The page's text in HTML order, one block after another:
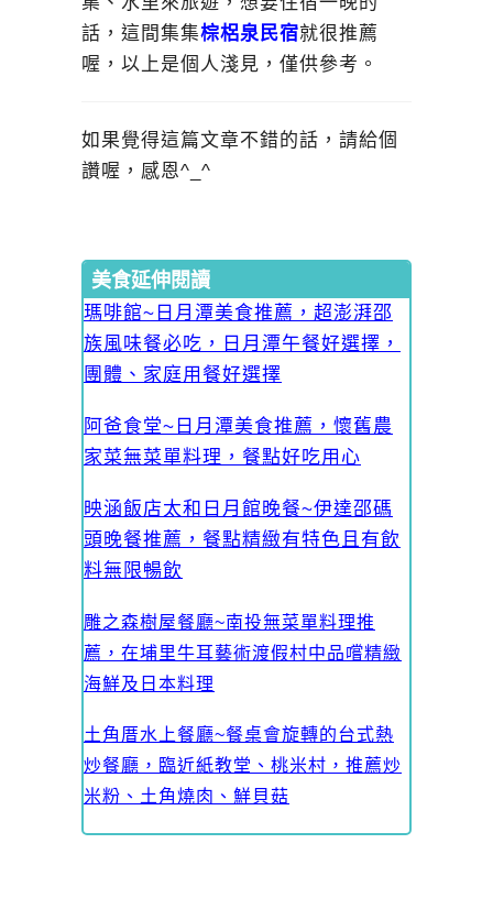
話，這間集集棕梠泉民宿就很推薦
喔，以上是個人淺見，僅供參考。
如果覺得這篇文章不錯的話，請給個
讚喔，感恩^_^
美食延伸閱讀
瑪啡館~日月潭美食推薦，超澎湃邵
族風味餐必吃，日月潭午餐好選擇，
團體、家庭用餐好選擇
阿爸食堂~日月潭美食推薦，懷舊農
家菜無菜單料理，餐點好吃用心
映涵飯店太和日月館晚餐~伊達邵碼
頭晚餐推薦，餐點精緻有特色且有飲
料無限暢飲
雕之森樹屋餐廳~南投無菜單料理推
薦，在埔里牛耳藝術渡假村中品嚐精緻
海鮮及日本料理
土角厝水上餐廳~餐桌會旋轉的台式熱
炒餐廳，臨近紙教堂、桃米村，推薦炒
米粉、土角燒肉、鮮貝菇